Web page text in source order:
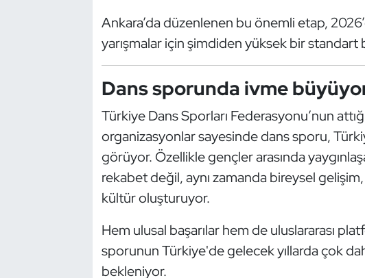
Ankara’da düzenlenen bu önemli etap,
yarışmalar için şimdiden yüksek bir
Dans sporunda ivme
Türkiye Dans Sporları Federasyonu’nun
organizasyonlar sayesinde dans sporu,
görüyor. Özellikle gençler arasında
rekabet değil, aynı zamanda bireysel
kültür oluşturuyor.
Hem ulusal başarılar hem de uluslararası
sporunun Türkiye'de gelecek yıllarda çok
bekleniyor.
Sualtı Sporları
Vücut Geliştirme Fitness
Wushu Kungfu